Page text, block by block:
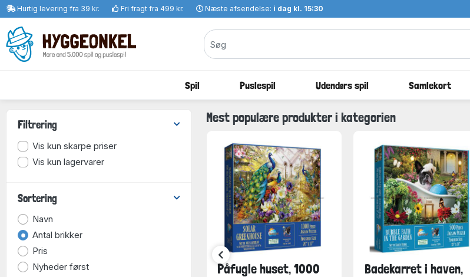
Hurtig levering fra 39 kr. Fri fragt fra 499 kr. Næste afsendelse: i dag kl. 15:30
Spil Puslespil Udendørs spil Samlekort
Filtrering
Vis kun skarpe priser
Vis kun lagervarer
Sortering
Navn
Antal brikker
Pris
Nyheder først
Mest populære produkter i kategorien
-
Schory: Den irske
Påfugle huset, 1000
Badekarret i haven,